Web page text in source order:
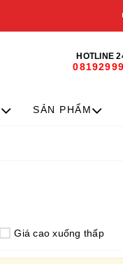
HOTLINE
SẢN PHẨM
Giá cao xuống thấp